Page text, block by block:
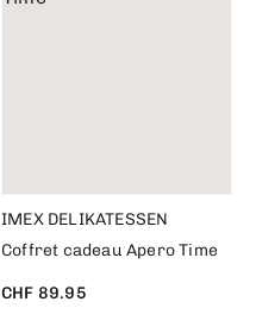
IMEX DELIKATESSEN
Coffret cadeau Apero Time
CHF 89.95